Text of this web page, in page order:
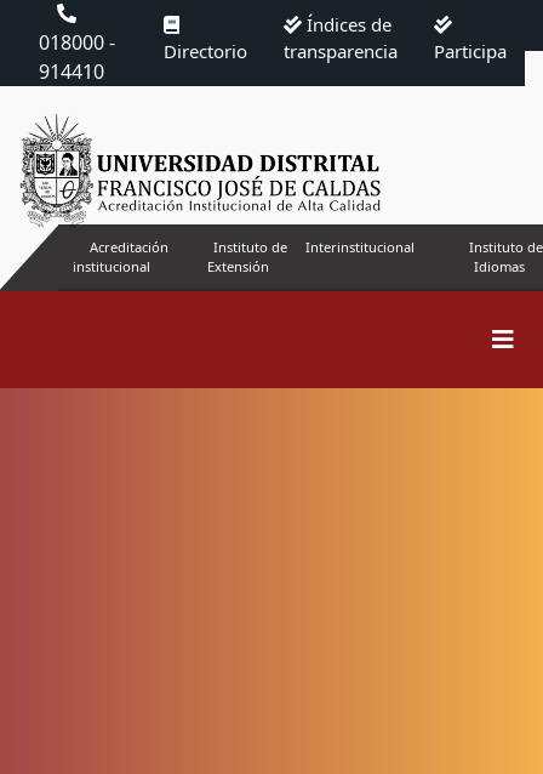
018000 -
914410
Directorio
Índices de
transparencia
Participa
Acreditación
institucional
Instituto de
Extensión
Interinstitucional
Instituto de
Idiomas